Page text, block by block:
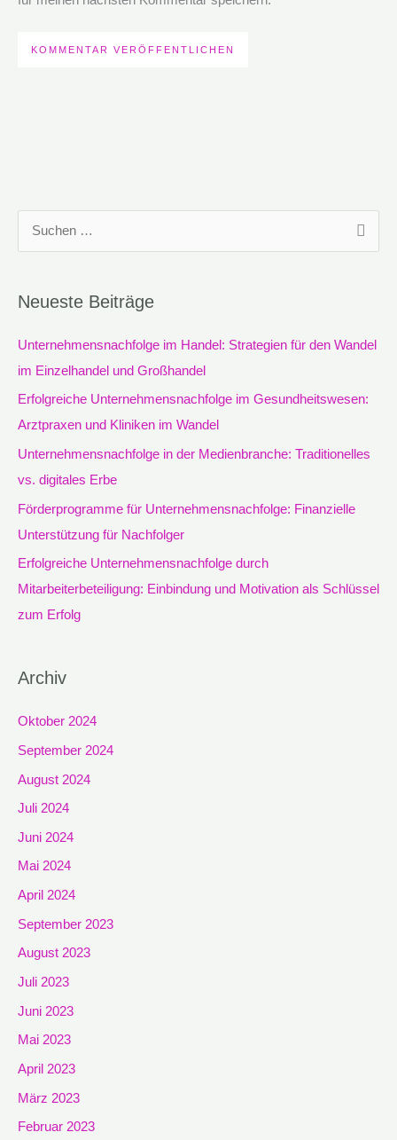
h
e
n
Neueste Beiträge
Unternehmensnachfolge im Handel: Strategien für den Wandel
im Einzelhandel und Großhandel
Erfolgreiche Unternehmensnachfolge im Gesundheitswesen:
Arztpraxen und Kliniken im Wandel
Unternehmensnachfolge in der Medienbranche: Traditionelles
vs. digitales Erbe
Förderprogramme für Unternehmensnachfolge: Finanzielle
Unterstützung für Nachfolger
Erfolgreiche Unternehmensnachfolge durch
Mitarbeiterbeteiligung: Einbindung und Motivation als Schlüssel
zum Erfolg
Archiv
Oktober 2024
September 2024
August 2024
Juli 2024
Juni 2024
Mai 2024
April 2024
September 2023
August 2023
Juli 2023
Juni 2023
Mai 2023
April 2023
März 2023
Februar 2023